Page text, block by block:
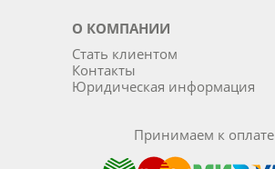
О КОМПАНИИ
Стать клиентом
Контакты
Юридическая информация
Принимаем к оплате